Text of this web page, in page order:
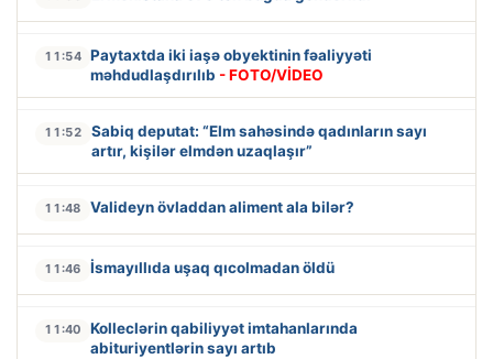
11:54 Paytaxtda iki iaşə obyektinin fəaliyyəti
məhdudlaşdırılıb - FOTO/VİDEO
11:52
Sabiq deputat: “Elm sahəsində qadınların sayı
artır, kişilər elmdən uzaqlaşır”
11:48 Valideyn övladdan aliment ala bilər?
11:46 İsmayıllıda uşaq qıcolmadan öldü
11:40
Kolleclərin qabiliyyət imtahanlarında
abituriyentlərin sayı artıb